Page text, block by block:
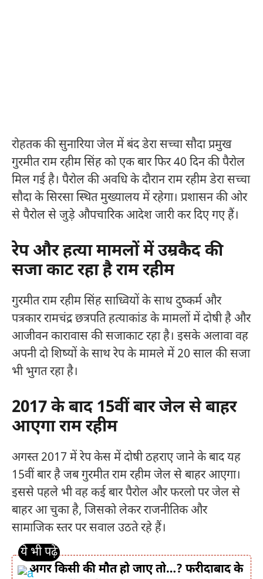
रोहतक की सुनारिया जेल में बंद डेरा सच्चा सौदा प्रमुख
गुरमीत राम रहीम सिंह को एक बार फिर 40 दिन की पैरोल
मिल गई है। पैरोल की अवधि के दौरान राम रहीम डेरा सच्चा
सौदा के सिरसा स्थित मुख्यालय में रहेगा। प्रशासन की ओर
से पैरोल से जुड़े औपचारिक आदेश जारी कर दिए गए हैं।
रेप और हत्या मामलों में उम्रकैद की
सजा काट रहा है राम रहीम
गुरमीत राम रहीम सिंह साध्वियों के साथ दुष्कर्म और
पत्रकार रामचंद्र छत्रपति हत्याकांड के मामलों में दोषी है और
आजीवन कारावास की सजाकाट रहा है। इसके अलावा वह
अपनी दो शिष्यों के साथ रेप के मामले में 20 साल की सजा
भी भुगत रहा है।
2017 के बाद 15वीं बार जेल से बाहर
आएगा राम रहीम
अगस्त 2017 में रेप केस में दोषी ठहराए जाने के बाद यह
15वीं बार है जब गुरमीत राम रहीम जेल से बाहर आएगा।
इससे पहले भी वह कई बार पैरोल और फरलो पर जेल से
बाहर आ चुका है, जिसको लेकर राजनीतिक और
सामाजिक स्तर पर सवाल उठते रहे हैं।
अगर किसी की मौत हो जाए तो…? फरीदाबाद के